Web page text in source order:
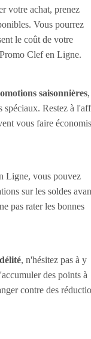
votre achat, prenez
Vous pourrez
le coût de votre
Clef en Ligne.
saisonnières,
spéciaux. Restez à
vous faire
Ligne, vous pouvez
sur les soldes
pas rater les bonnes
, n'hésitez pas à y
des points à
contre des